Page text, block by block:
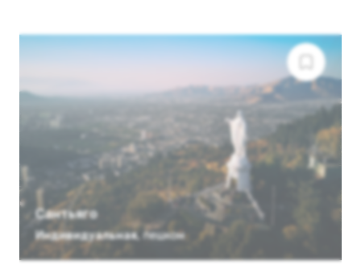
Сантьяго
Индивидуальная, пешком